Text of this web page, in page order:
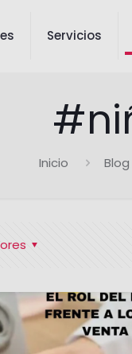
Servicios
Inicio Blog